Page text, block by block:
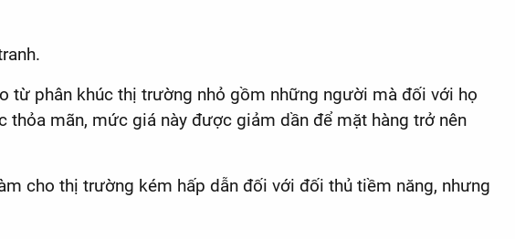
từ phân khúc thị trường nhỏ gồm những người mà đối với họ
mãn, mức giá này được giảm dần để mặt hàng trở nên
cho thị trường kém hấp dẫn đối với đối thủ tiềm năng, nhưng